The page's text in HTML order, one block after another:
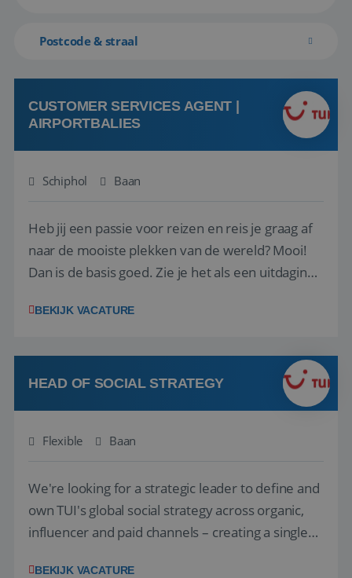
Postcode & straal
CUSTOMER SERVICES AGENT |
AIRPORTBALIES
Schiphol Baan
Heb jij een passie voor reizen en reis je graag af
naar de mooiste plekken van de wereld? Mooi!
Dan is de basis goed. Zie je het als een uitdaging
het samenstellen en boeken van de perfecte
deze onderdelen zijn nu samen gevoegd...
BEKIJK VACATURE
HEAD OF SOCIAL STRATEGY
Flexible Baan
We're looking for a strategic leader to define and
own TUI's global social strategy across organic,
influencer and paid channels – creating a single
BEKIJK VACATURE